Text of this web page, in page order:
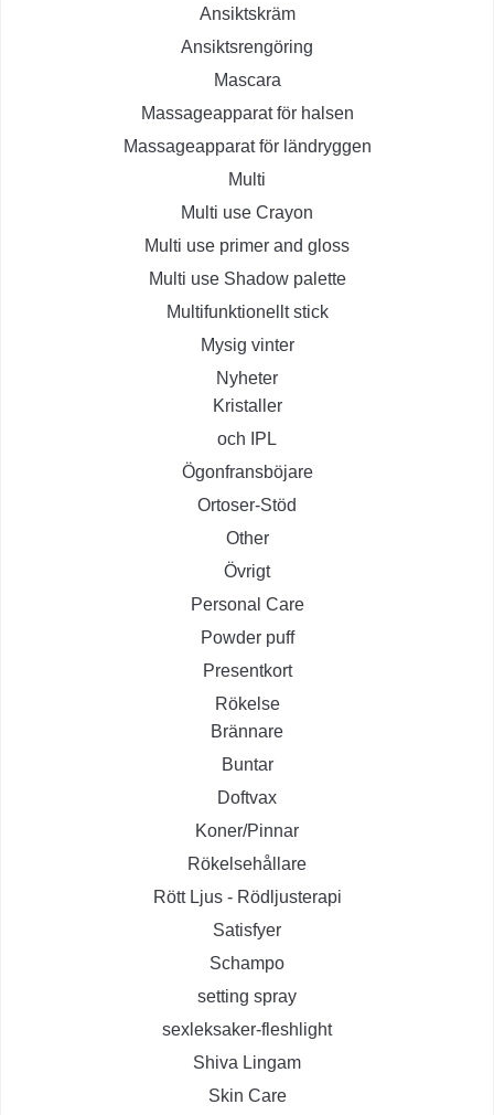
Ansiktskräm
Ansiktsrengöring
Mascara
Massageapparat för halsen
Massageapparat för ländryggen
Multi
Multi use Crayon
Multi use primer and gloss
Multi use Shadow palette
Multifunktionellt stick
Mysig vinter
Nyheter
Kristaller
och IPL
Ögonfransböjare
Ortoser-Stöd
Other
Övrigt
Personal Care
Powder puff
Presentkort
Rökelse
Brännare
Buntar
Doftvax
Koner/Pinnar
Rökelsehållare
Rött Ljus - Rödljusterapi
Satisfyer
Schampo
setting spray
sexleksaker-fleshlight
Shiva Lingam
Skin Care